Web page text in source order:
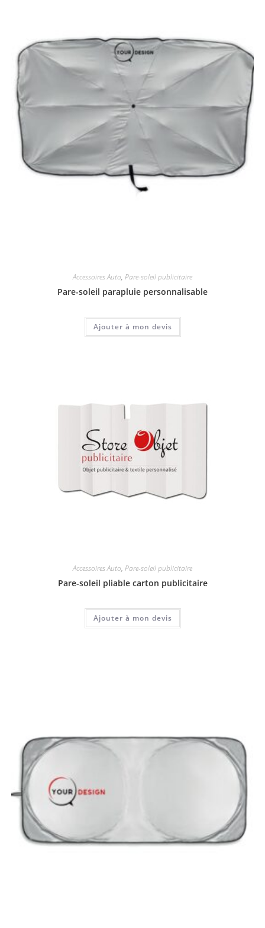
Accessoires Auto, Pare-soleil publicitaire
Pare-soleil parapluie personnalisable
Ajouter à mon devis
Accessoires Auto, Pare-soleil publicitaire
Pare-soleil pliable carton publicitaire
Ajouter à mon devis